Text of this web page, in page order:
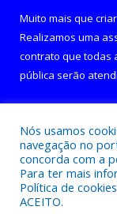
Muito mais que
Realizamos uma
contrato que todas
pública serão
Todos os direitos
Nós usamos
navegação no
concorda com a
Para ter mais
Política de
ACEITO.